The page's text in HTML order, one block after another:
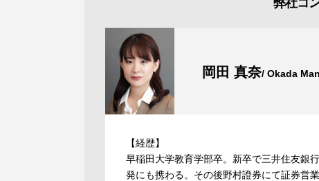
弊社コ
岡田 真奈/ Okada
【経歴】
早稲田大学教育学部卒。新卒で三井住友銀
発にも携わる。その後野村證券にて証券営